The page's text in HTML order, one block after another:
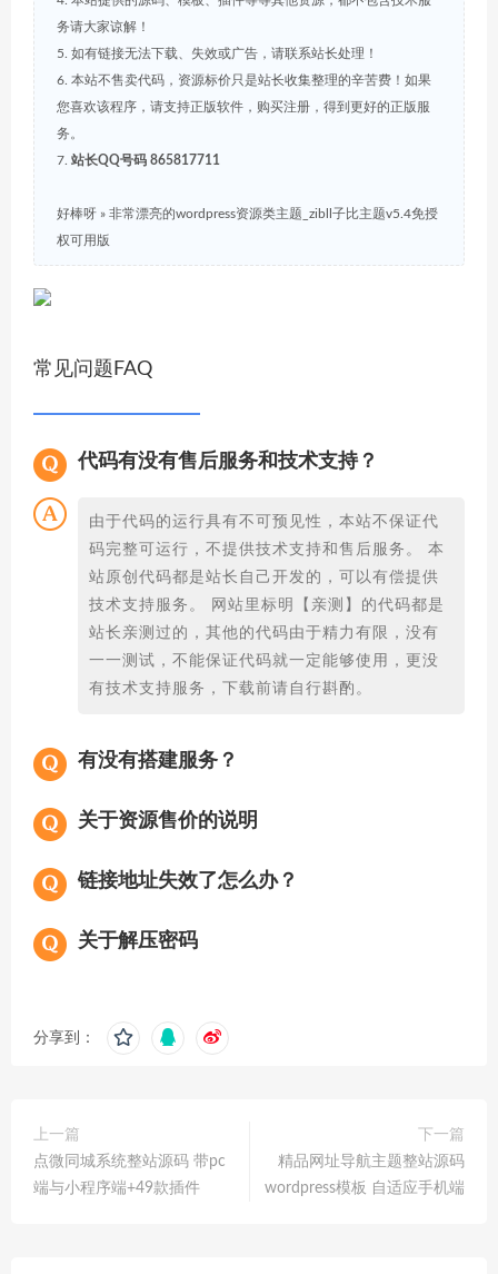
务请大家谅解！
5. 如有链接无法下载、失效或广告，请联系站长处理！
6. 本站不售卖代码，资源标价只是站长收集整理的辛苦费！如果
您喜欢该程序，请支持正版软件，购买注册，得到更好的正版服
务。
7. 站长QQ号码 865817711
好棒呀 » 非常漂亮的wordpress资源类主题_zibll子比主题v5.4免授
权可用版
常见问题FAQ
代码有没有售后服务和技术支持？
由于代码的运行具有不可预见性，本站不保证代
码完整可运行，不提供技术支持和售后服务。 本
站原创代码都是站长自己开发的，可以有偿提供
技术支持服务。 网站里标明【亲测】的代码都是
站长亲测过的，其他的代码由于精力有限，没有
一一测试，不能保证代码就一定能够使用，更没
有技术支持服务，下载前请自行斟酌。
有没有搭建服务？
关于资源售价的说明
链接地址失效了怎么办？
关于解压密码
分享到：
上一篇
点微同城系统整站源码 带pc
端与小程序端+49款插件
下一篇
精品网址导航主题整站源码
wordpress模板 自适应手机端